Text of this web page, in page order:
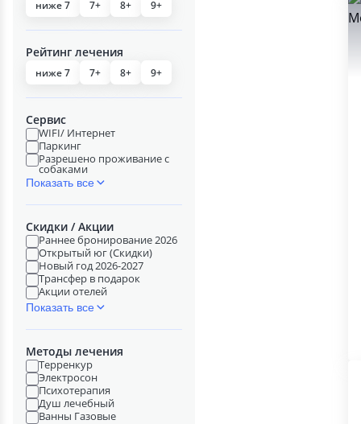
ниже 7 7+ 8+ 9+
Рейтинг лечения
ниже 7 7+ 8+ 9+
Сервис
WIFI/ Интернет
Паркинг
Разрешено проживание с
собаками
Показать все
Скидки / Акции
Раннее бронирование 2026
Открытый юг (Скидки)
Новый год 2026-2027
Трансфер в подарок
Акции отелей
Показать все
Методы лечения
Терренкур
Электросон
Психотерапия
Душ лечебный
Ванны Газовые